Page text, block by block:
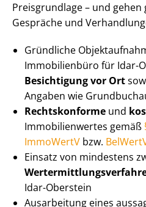
Preisgrundlage – und
Gespräche und
Gründliche
Immobilienbüro für Idar-
Besichtigung vor Ort
Angaben wie
Rechtskonforme und
Im­mo­bi­li­en­wer­tes gemäß
ImmoWertV bzw.
Einsatz von mindestens
Idar-Oberstein
Ausarbeitung eines